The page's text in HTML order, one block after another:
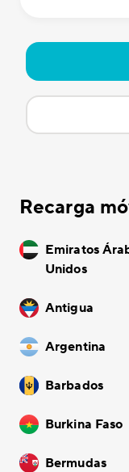
Recarga
Emiratos
Unidos
Antigua
Argentina
Barbados
Burkina Faso
Bermudas